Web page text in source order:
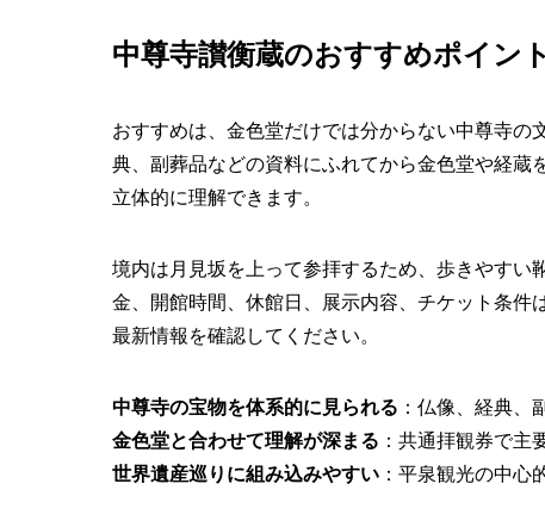
中尊寺讃衡蔵のおすすめポイント
おすすめは、金色堂だけでは分からない中尊寺
典、副葬品などの資料にふれてから金色堂や経蔵
立体的に理解できます。
境内は月見坂を上って参拝するため、歩きやす
金、開館時間、休館日、展示内容、チケット条
最新情報を確認してください。
中尊寺の宝物を体系的に見られる ：仏像、経典、
金色堂と合わせて理解が深まる ：共通拝観券で主
世界遺産巡りに組み込みやすい：平泉観光の中心